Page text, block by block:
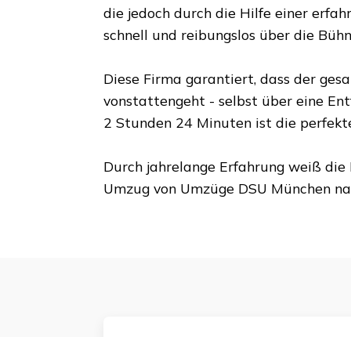
die jedoch durch die Hilfe einer
schnell und reibungslos über die
Diese Firma garantiert, dass der
vonstattengeht - selbst über eine
2 Stunden 24 Minuten ist die
Durch jahrelange Erfahrung weiß
Umzug von Umzüge DSU München